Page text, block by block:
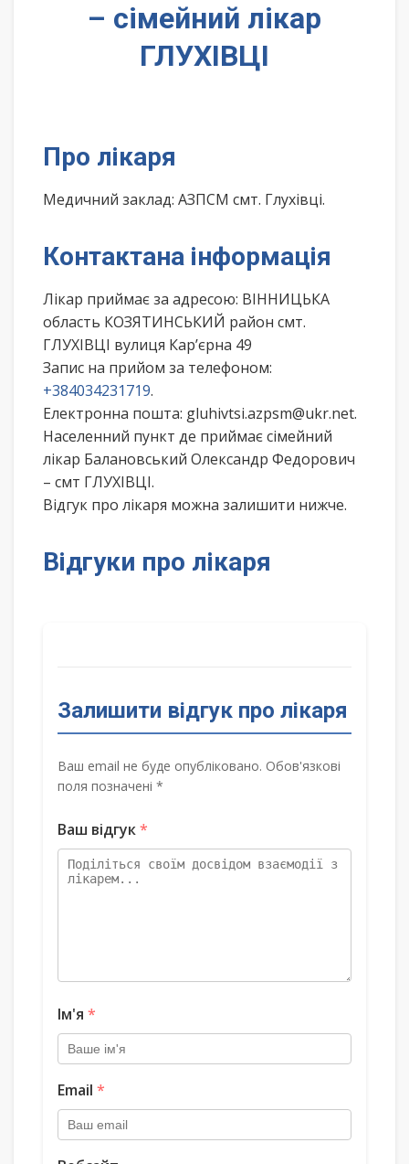
– сімейний лікар
ГЛУХІВЦІ
Про лікаря
Медичний заклад: АЗПСМ смт. Глухівці.
Контактана інформація
Лікар приймає за адресою: ВІННИЦЬКА
область КОЗЯТИНСЬКИЙ район смт.
ГЛУХІВЦІ вулиця Кар’єрна 49
Запис на прийом за телефоном:
+384034231719.
Електронна пошта: gluhivtsi.azpsm@ukr.net.
Населенний пункт де приймає сімейний
лікар Балановський Олександр Федорович
– смт ГЛУХІВЦІ.
Відгук про лікаря можна залишити нижче.
Відгуки про лікаря
Залишити відгук про лікаря
Ваш email не буде опубліковано. Обов'язкові
поля позначені *
Ваш відгук*
Ім'я *
Email *